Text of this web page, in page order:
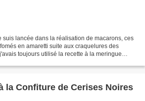
suis lancée dans la réalisation de macarons, ces
en amaretti suite aux craquelures des
toujours utilisé la recette à la meringue
la Confiture de Cerises Noires